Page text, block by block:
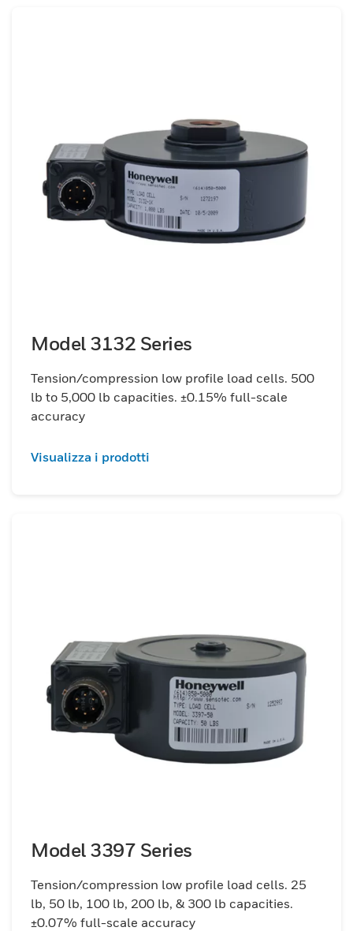
Model 3132 Series
Tension/compression low profile load cells. 500
lb to 5,000 lb capacities. ±0.15% full-scale
accuracy
Visualizza i prodotti
Model 3397 Series
Tension/compression low profile load cells. 25
lb, 50 lb, 100 lb, 200 lb, & 300 lb capacities.
±0.07% full-scale accuracy